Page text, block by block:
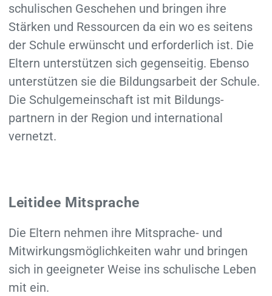
schulischen Geschehen und bringen ihre
Stärken und Ressourcen da ein wo es seitens
der Schule erwünscht und erforderlich ist. Die
Eltern unterstützen sich gegenseitig. Ebenso
unterstützen sie die Bildungs­arbeit der Schule.
Die Schul­gemeinschaft ist mit Bildungs­
partnern in der Region und international
vernetzt.
Leitidee Mitsprache
Die Eltern nehmen ihre Mitsprache- und
Mitwirkungs­möglichkeiten wahr und bringen
sich in geeigneter Weise ins schulische Leben
mit ein.